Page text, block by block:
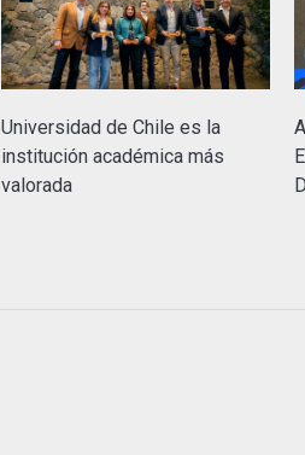
Universidad de Chile es la
institución académica más
valorada